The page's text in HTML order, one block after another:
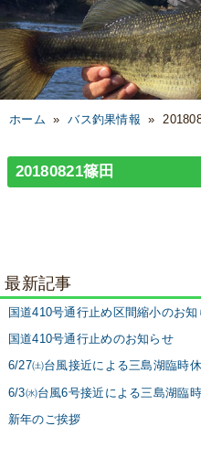
ホーム »バス釣果情報 »
20180821篠田
最新記事
国道410号通行止め区間縮小のお知
国道410号通行止めのお知らせ
6/27㈯台風接近による三島湖臨時
6/3㈬台風6号接近による三島湖臨
新年のご挨拶